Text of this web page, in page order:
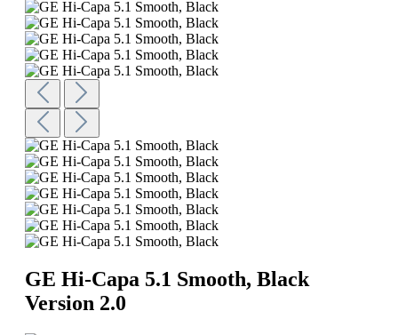
GE Hi-Capa 5.1 Smooth, Black
Version 2.0